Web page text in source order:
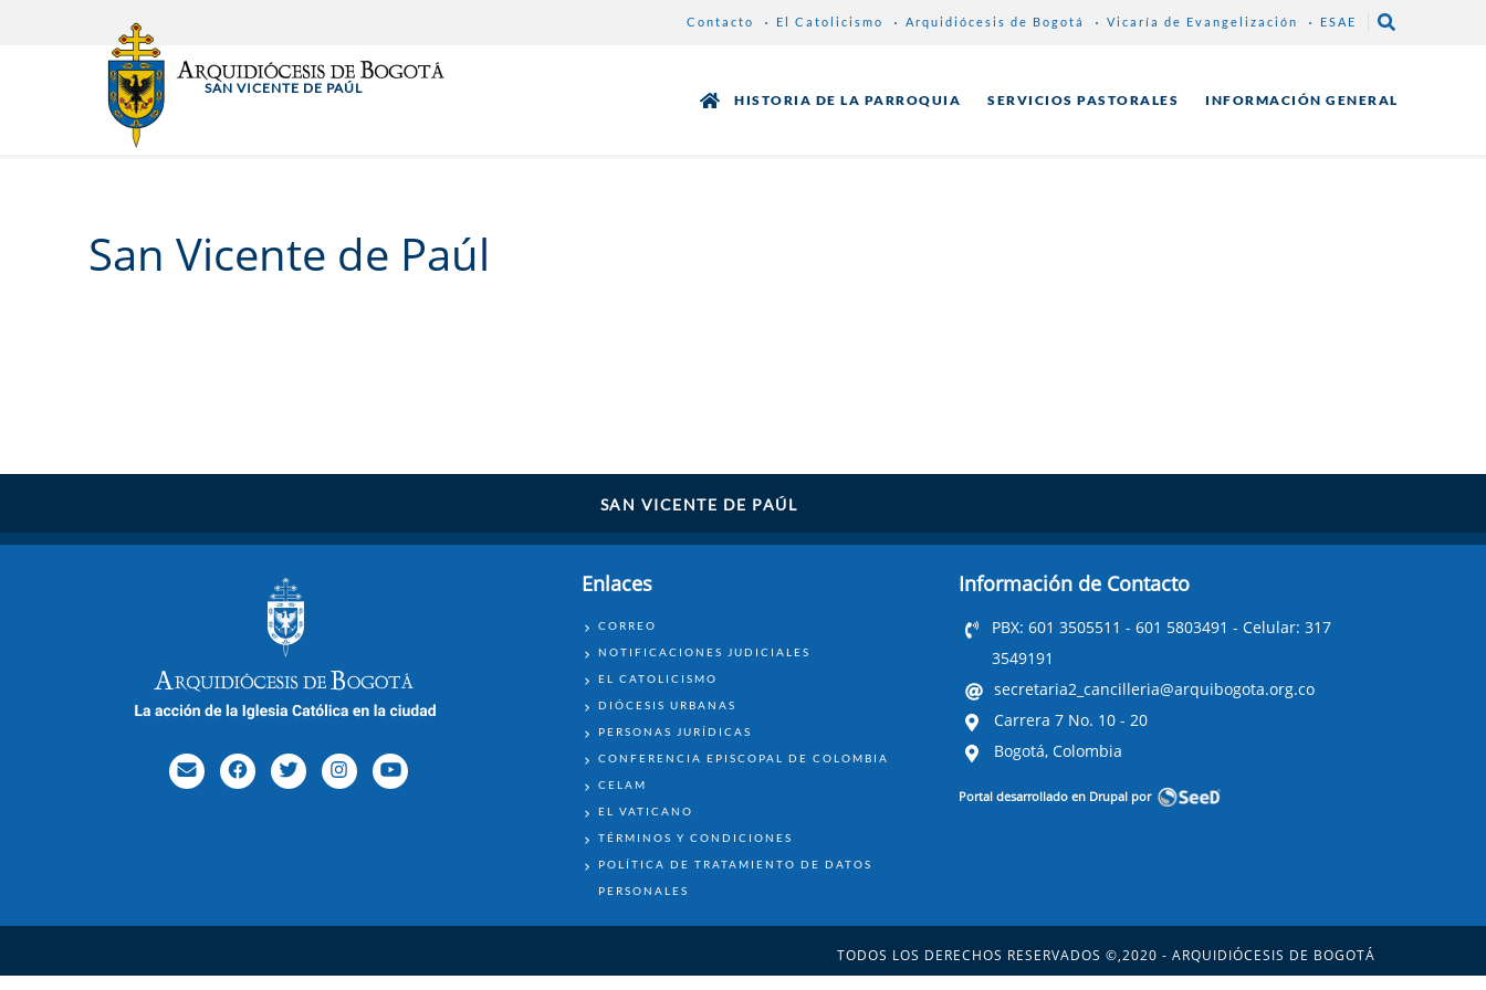
Contacto El Catolicismo Arquidiócesis de Bogotá Vicaría de Evangelización ESAE
SAN VICENTE DE PAÚL
HISTORIA DE LA PARROQUIA SERVICIOS PASTORALES INFORMACIÓN GENERAL
San Vicente de Paúl
SAN VICENTE DE PAÚL
Enlaces
ENLACES
CORREO
NOTIFICACIONES JUDICIALES
EL CATOLICISMO
DIÓCESIS URBANAS
PERSONAS JURÍDICAS
CONFERENCIA EPISCOPAL DE COLOMBIA
CELAM
EL VATICANO
TÉRMINOS Y CONDICIONES
POLÍTICA DE TRATAMIENTO DE DATOS
PERSONALES
Información de Contacto
PBX: 601 3505511 - 601 5803491 - Celular: 317
3549191
secretaria2_cancilleria@arquibogota.org.co
Carrera 7 No. 10 - 20
Bogotá, Colombia
Portal desarrollado en Drupal por
TODOS LOS DERECHOS RESERVADOS ©,2020 - ARQUIDIÓCESIS DE BOGOTÁ